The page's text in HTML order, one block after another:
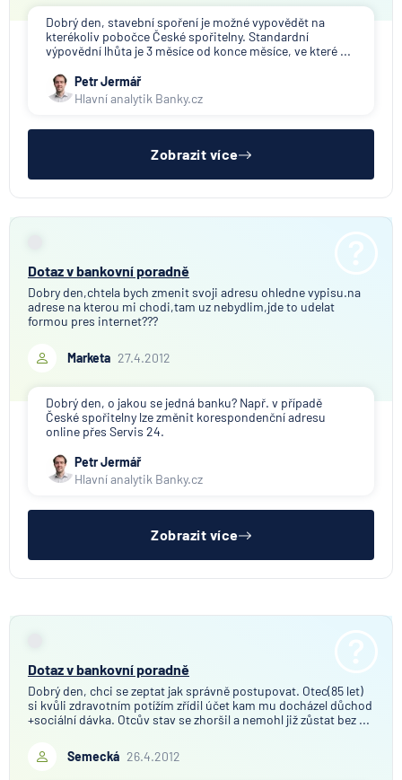
Dobrý den, stavební spoření je možné vypovědět na
kterékoliv pobočce České spořitelny. Standardní
výpovědní lhůta je 3 měsíce od konce měsíce, ve které ...
Petr Jermář
Hlavní analytik Banky.cz
Zobrazit více
Dotaz v bankovní poradně
Dobry den,chtela bych zmenit svoji adresu ohledne vypisu.na
adrese na kterou mi chodi,tam uz nebydlim,jde to udelat
formou pres internet???
Marketa 27.4.2012
Dobrý den, o jakou se jedná banku? Např. v případě
České spořitelny lze změnit korespondenční adresu
online přes Servis 24.
Petr Jermář
Hlavní analytik Banky.cz
Zobrazit více
Dotaz v bankovní poradně
Dobrý den, chci se zeptat jak správně postupovat. Otec(85 let)
si kvůli zdravotním potížím zřídil účet kam mu docházel důchod
+sociální dávka. Otcův stav se zhoršil a nemohl již zůstat bez ...
Semecká 26.4.2012